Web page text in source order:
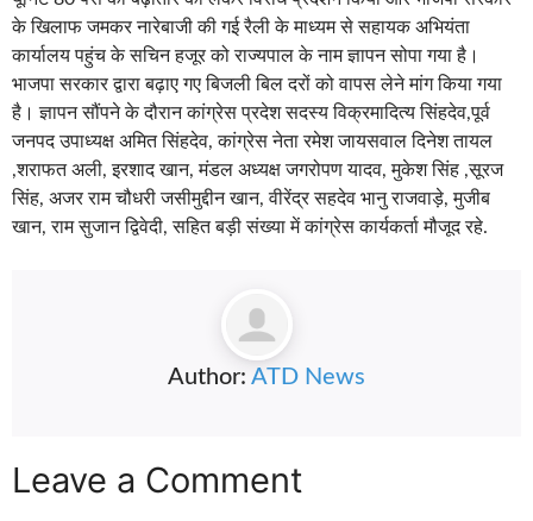
के खिलाफ जमकर नारेबाजी की गई रैली के माध्यम से सहायक अभियंता
कार्यालय पहुंच के सचिन हजूर को राज्यपाल के नाम ज्ञापन सोपा गया है।
भाजपा सरकार द्वारा बढ़ाए गए बिजली बिल दरों को वापस लेने मांग किया गया
है। ज्ञापन सौंपने के दौरान कांग्रेस प्रदेश सदस्य विक्रमादित्य सिंहदेव,पूर्व
जनपद उपाध्यक्ष अमित सिंहदेव, कांग्रेस नेता रमेश जायसवाल दिनेश तायल
,शराफत अली, इरशाद खान, मंडल अध्यक्ष जगरोपण यादव, मुकेश सिंह ,सूरज
सिंह, अजर राम चौधरी जसीमुद्दीन खान, वीरेंद्र सहदेव भानु राजवाड़े, मुजीब
खान, राम सुजान द्विवेदी, सहित बड़ी संख्या में कांग्रेस कार्यकर्ता मौजूद रहे.
Author: ATD News
Leave a Comment